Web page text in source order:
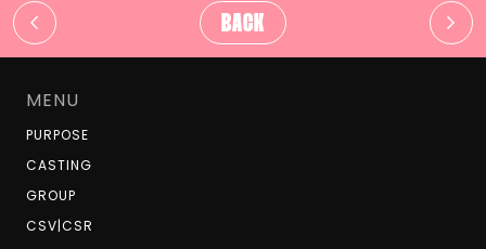
BACK
MENU
PURPOSE
CASTING
GROUP
CSV|CSR